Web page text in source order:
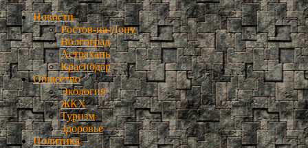
Новости
Ростов-на-Дону
Волгоград
Астрахань
Краснодар
Общество
Экология
ЖКХ
Туризм
Здоровье
Политика